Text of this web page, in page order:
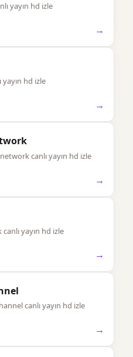
yayın hd izle
→
yayın hd izle
→
canlı yayın hd izle
→
yayın hd izle
→
canlı yayın hd izle
→